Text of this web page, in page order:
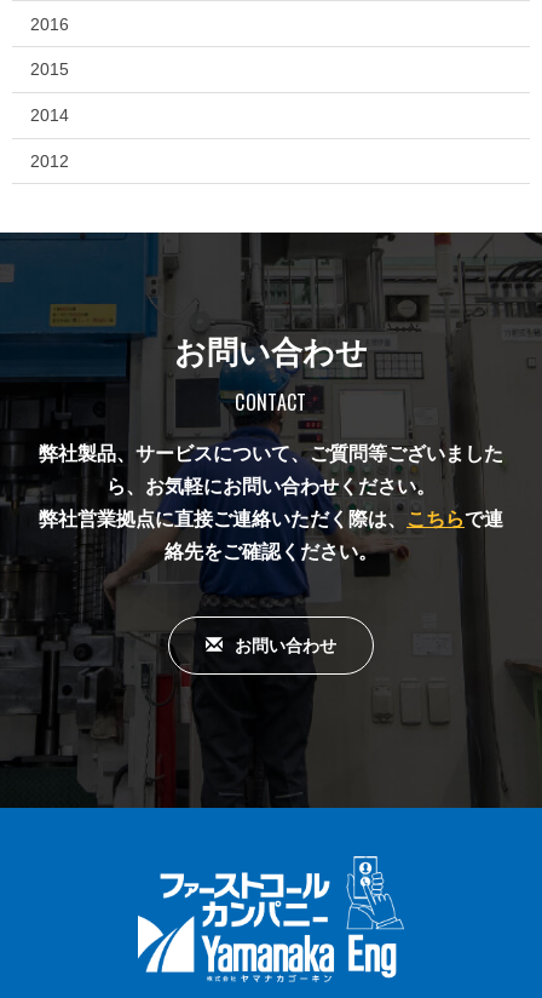
2016
2015
2014
2012
お問い合わせ
CONTACT
弊社製品、サービスについて、ご質問等ございました
ら、お気軽にお問い合わせください。
弊社営業拠点に直接ご連絡いただく際は、
こちらで連
絡先をご確認ください。
お問い合わせ